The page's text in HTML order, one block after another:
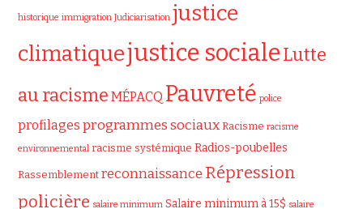
historique immigration Judiciarisation justice
climatiquejustice socialeLutte
au racisme MÉPACQ Pauvreté police
profilages programmes sociaux Racisme racisme
environnemental racisme systémique Radios-poubelles
Rassemblement reconnaissance Répression
policière salaire minimum Salaire minimum à 15$ salaire